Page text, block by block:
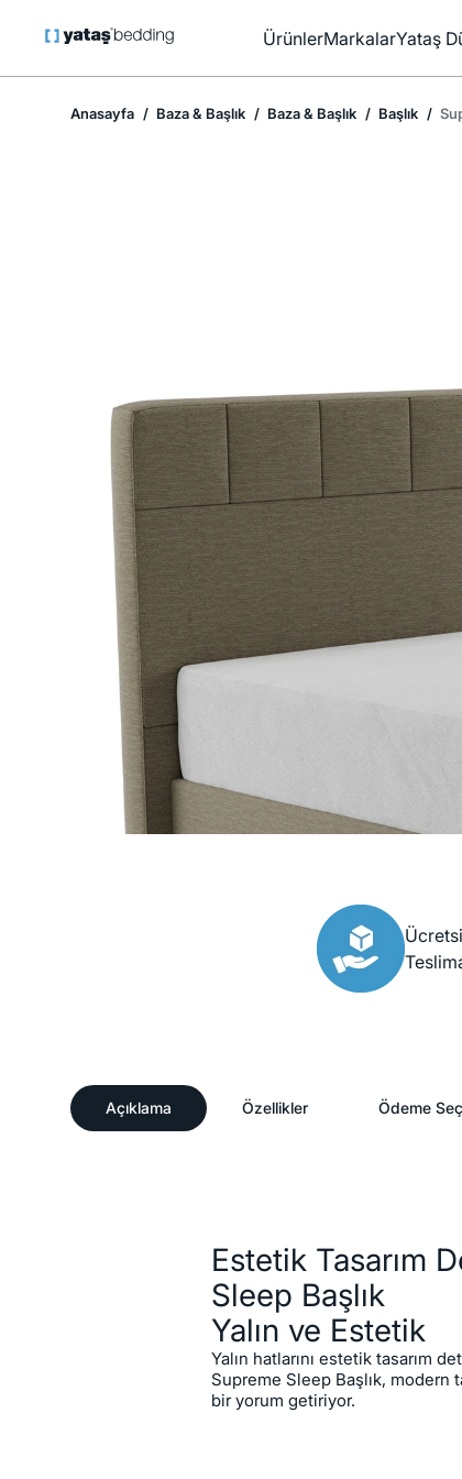
ÜrünlerMarkalarYataş
Anasayfa Baza & Başlık Baza & Başlık Başlık
Açıklama Özellikler Ödeme
Estetik Tasarım
Sleep Başlık
Yalın ve Estetik
Yalın hatlarını estetik tasarım
Supreme Sleep Başlık, modern
bir yorum getiriyor.